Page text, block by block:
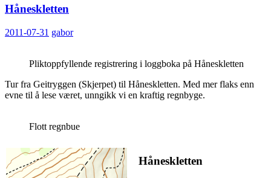
Håneskletten
2011-07-31 gabor
Pliktoppfyllende registrering i loggboka på Håneskletten
Tur fra Geitryggen (Skjerpet) til Håneskletten. Med mer flaks enn
evne til å lese været, unngikk vi en kraftig regnbyge.
Flott regnbue
Håneskletten